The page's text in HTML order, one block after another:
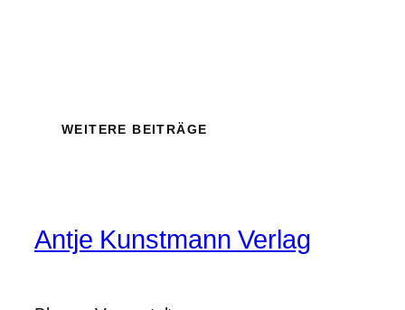
WEITERE BEITRÄGE
Antje Kunstmann Verlag